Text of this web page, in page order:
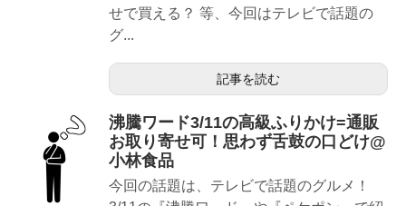
せで買える？ 等、今回はテレビで話題の
グ...
記事を読む
沸騰ワード3/11の高級ふりかけ=通販
お取り寄せ可！思わず舌鼓の口どけ@
小林食品
今回の話題は、テレビで話題のグルメ！